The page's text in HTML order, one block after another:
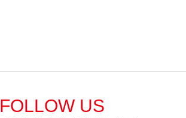
FOLLOW US